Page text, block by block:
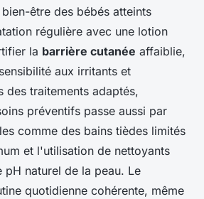
être des bébés atteints
régulière avec une lotion
la barrière cutanée affaiblie,
aux irritants et
des traitements adaptés,
préventifs passe aussi par
comme des bains tièdes limités
et l'utilisation de nettoyants
pH naturel de la peau. Le
quotidienne cohérente, même